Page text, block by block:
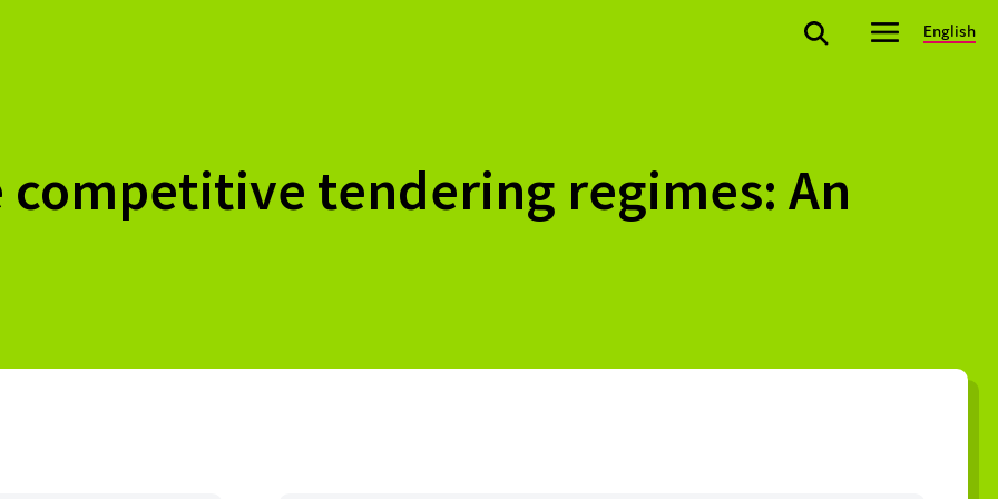
English
tendering regimes: An